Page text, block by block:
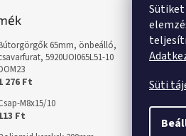
Süti
65mm, önbeálló,
5920UOI065L51-10
276 Ft
M8x15/10
Ft
kerék,